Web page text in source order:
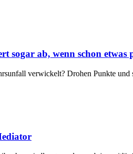
sogar ab, wenn schon etwas
verwickelt? Drohen Punkte